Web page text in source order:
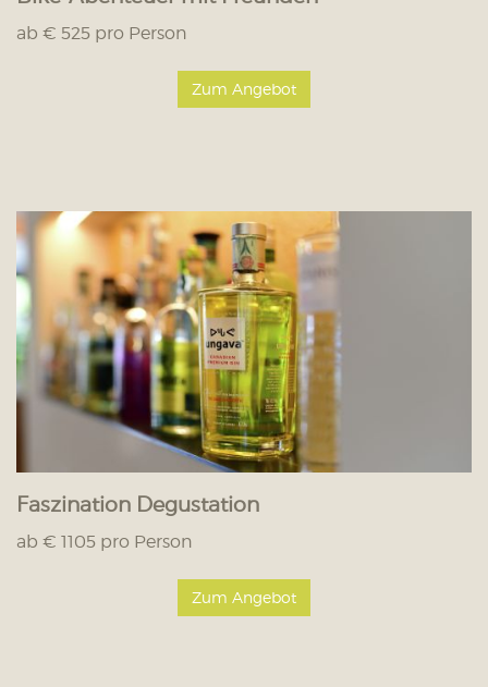
ab € 525 pro Person
Zum Angebot
Faszination Degustation
ab € 1105 pro Person
Zum Angebot